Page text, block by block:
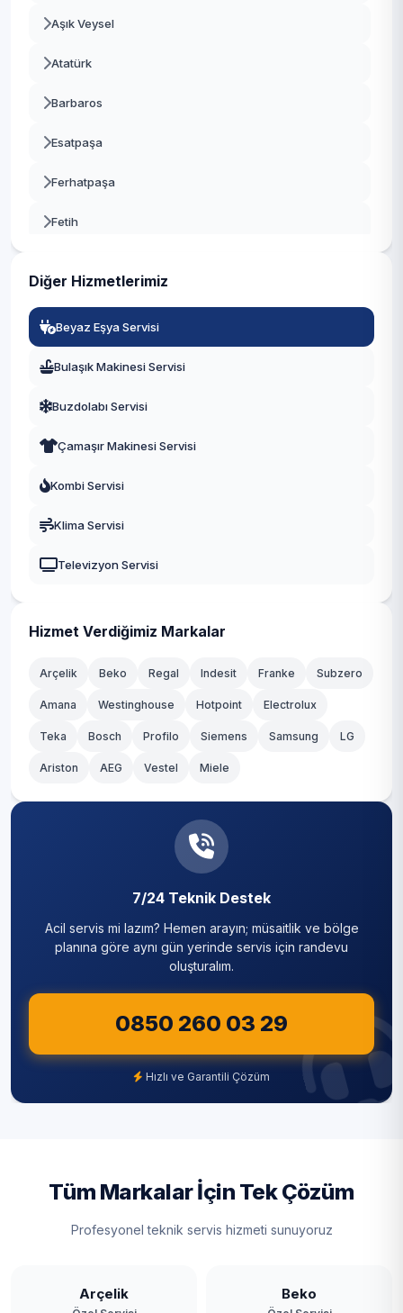
Bayrampaşa
Beylikdüzü
Beyoğlu
Çekmeköy
Esenler
Kağıthane
Kartal
Küçükçekmece
Sultanbeyli
Şişli
Tuzla
Üsküdar
Zeytinburnu
Aşık Veysel
Atatürk
Barbaros
Esatpaşa
Ferhatpaşa
Fetih
Diğer Hizmetlerimiz
Beyaz Eşya Servisi
Bulaşık Makinesi Servisi
Buzdolabı Servisi
Çamaşır Makinesi Servisi
Kombi Servisi
Klima Servisi
Televizyon Servisi
Hizmet Verdiğimiz Markalar
Arçelik Beko Regal Indesit Franke Subzero
Amana Westinghouse Hotpoint Electrolux
Teka Bosch Profilo Siemens Samsung LG
Ariston AEG Vestel Miele
7/24 Teknik Destek
Acil servis mi lazım? Hemen arayın; müsaitlik ve bölge
planına göre aynı gün yerinde servis için randevu
oluşturalım.
0850 260 03 29
Hızlı ve Garantili Çözüm
Tüm Markalar İçin Tek Çözüm
Profesyonel teknik servis hizmeti sunuyoruz
Arçelik Beko